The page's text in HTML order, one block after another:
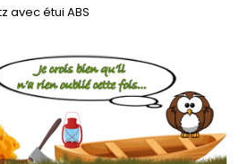
avec étui ABS